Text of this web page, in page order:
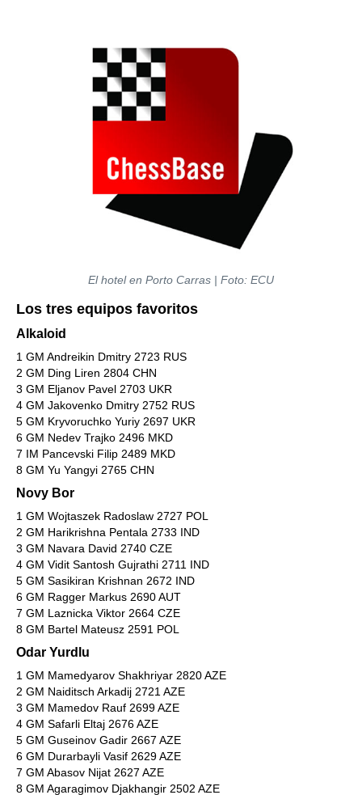
El hotel en Porto Carras | Foto: ECU
Los tres equipos favoritos
Alkaloid
1 GM Andreikin Dmitry 2723 RUS
2 GM Ding Liren 2804 CHN
3 GM Eljanov Pavel 2703 UKR
4 GM Jakovenko Dmitry 2752 RUS
5 GM Kryvoruchko Yuriy 2697 UKR
6 GM Nedev Trajko 2496 MKD
7 IM Pancevski Filip 2489 MKD
8 GM Yu Yangyi 2765 CHN
Novy Bor
1 GM Wojtaszek Radoslaw 2727 POL
2 GM Harikrishna Pentala 2733 IND
3 GM Navara David 2740 CZE
4 GM Vidit Santosh Gujrathi 2711 IND
5 GM Sasikiran Krishnan 2672 IND
6 GM Ragger Markus 2690 AUT
7 GM Laznicka Viktor 2664 CZE
8 GM Bartel Mateusz 2591 POL
Odar Yurdlu
1 GM Mamedyarov Shakhriyar 2820 AZE
2 GM Naiditsch Arkadij 2721 AZE
3 GM Mamedov Rauf 2699 AZE
4 GM Safarli Eltaj 2676 AZE
5 GM Guseinov Gadir 2667 AZE
6 GM Durarbayli Vasif 2629 AZE
7 GM Abasov Nijat 2627 AZE
8 GM Agaragimov Djakhangir 2502 AZE